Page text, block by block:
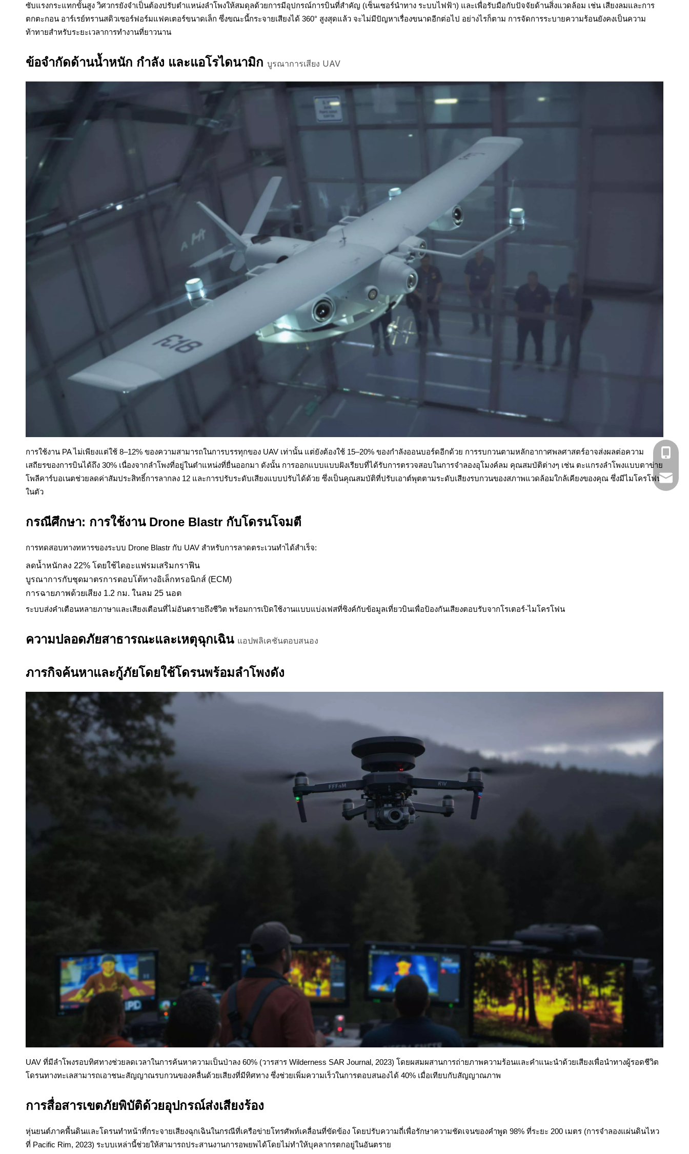
ซับแรงกระแทกขั้นสูง วิศวกรยังจำเป็นต้องปรับตำแหน่งลำโพงให้สมดุลด้วยการมีอุปกรณ์การบินที่สำคัญ (เซ็นเซอร์นำทาง ระบบไฟฟ้า) และเพื่อรับมือกับปัจจัยด้านสิ่งแวดล้อม เช่น เสียงลมและการ
ตกตะกอน อาร์เรย์ทรานสดิวเซอร์ฟอร์มแฟคเตอร์ขนาดเล็ก ซึ่งขณะนี้กระจายเสียงได้ 360° สูงสุดแล้ว จะไม่มีปัญหาเรื่องขนาดอีกต่อไป อย่างไรก็ตาม การจัดการระบายความร้อนยังคงเป็นความ
ท้าทายสำหรับระยะเวลาการทำงานที่ยาวนาน
ข้อจำกัดด้านน้ำหนัก กำลัง และแอโรไดนามิก บูรณาการเสียง UAV
การใช้งาน PA ไม่เพียงแต่ใช้ 8–12% ของความสามารถในการบรรทุกของ UAV เท่านั้น แต่ยังต้องใช้ 15–20% ของกำลังออนบอร์ดอีกด้วย การรบกวนตามหลักอากาศพลศาสตร์อาจส่งผลต่อความ
เสถียรของการบินได้ถึง 30% เนื่องจากลำโพงที่อยู่ในตำแหน่งที่ยื่นออกมา ดังนั้น การออกแบบแบบฝังเรียบที่ได้รับการตรวจสอบในการจำลองอุโมงค์ลม คุณสมบัติต่างๆ เช่น ตะแกรงลำโพงแบบตาข่าย
โพลีคาร์บอเนตช่วยลดค่าสัมประสิทธิ์การลากลง 12 และการปรับระดับเสียงแบบปรับได้ด้วย ซึ่งเป็นคุณสมบัติที่ปรับเอาต์พุตตามระดับเสียงรบกวนของสภาพแวดล้อมใกล้เคียงของคุณ ซึ่งมีไมโครโฟน
ในตัว
กรณีศึกษา: การใช้งาน Drone Blastr กับโดรนโจมตี
การทดสอบทางทหารของระบบ Drone Blastr กับ UAV สำหรับการลาดตระเวนทำได้สำเร็จ:
ลดน้ำหนักลง 22% โดยใช้ไดอะแฟรมเสริมกราฟีน
บูรณาการกับชุดมาตรการตอบโต้ทางอิเล็กทรอนิกส์ (ECM)
การฉายภาพด้วยเสียง 1.2 กม. ในลม 25 นอต
ระบบส่งคำเตือนหลายภาษาและเสียงเตือนที่ไม่อันตรายถึงชีวิต พร้อมการเปิดใช้งานแบบแบ่งเฟสที่ซิงค์กับข้อมูลเที่ยวบินเพื่อป้องกันเสียงตอบรับจากโรเตอร์-ไมโครโฟน
ความปลอดภัยสาธารณะและเหตุฉุกเฉิน แอปพลิเคชันตอบสนอง
ภารกิจค้นหาและกู้ภัยโดยใช้โดรนพร้อมลำโพงดัง
UAV ที่มีลำโพงรอบทิศทางช่วยลดเวลาในการค้นหาความเป็นป่าลง 60% (วารสาร Wilderness SAR Journal, 2023) โดยผสมผสานการถ่ายภาพความร้อนและคำแนะนำด้วยเสียงเพื่อนำทางผู้รอดชีวิต
โดรนทางทะเลสามารถเอาชนะสัญญาณรบกวนของคลื่นด้วยเสียงที่มีทิศทาง ซึ่งช่วยเพิ่มความเร็วในการตอบสนองได้ 40% เมื่อเทียบกับสัญญาณภาพ
การสื่อสารเขตภัยพิบัติด้วยอุปกรณ์ส่งเสียงร้อง
หุ่นยนต์ภาคพื้นดินและโดรนทำหน้าที่กระจายเสียงฉุกเฉินในกรณีที่เครือข่ายโทรศัพท์เคลื่อนที่ขัดข้อง โดยปรับความถี่เพื่อรักษาความชัดเจนของคำพูด 98% ที่ระยะ 200 เมตร (การจำลองแผ่นดินไหว
ที่ Pacific Rim, 2023) ระบบเหล่านี้ช่วยให้สามารถประสานงานการอพยพได้โดยไม่ทำให้บุคลากรตกอยู่ในอันตราย
+86-